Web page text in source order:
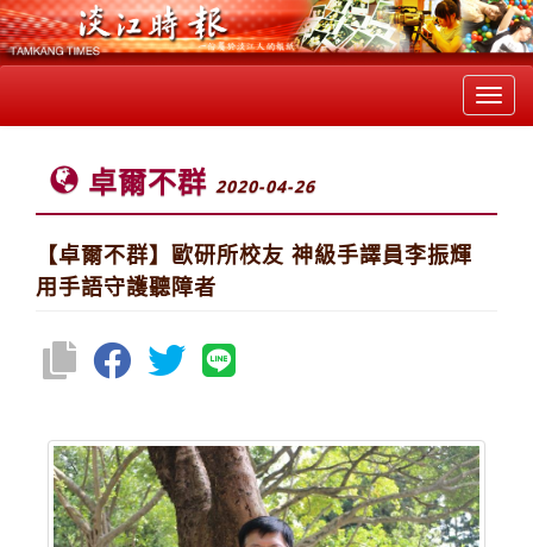
卓爾不群 2020-04-26
【卓爾不群】歐研所校友 神級手譯員李振輝
用手語守護聽障者